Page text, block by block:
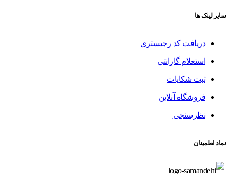
سایر لینک ها
دریافت کد رجیستری
استعلام گارانتی
ثبت شکایات
فروشگاه آنلاین
نظرسنجی
نماد اطمینان